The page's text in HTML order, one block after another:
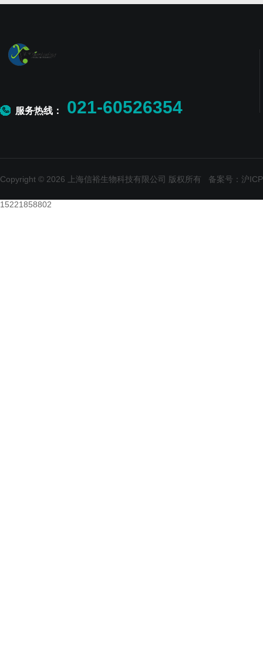
服务热线： 021-60526354
Copyright © 2026 上海信裕生物科技有限公司 版权所有 备案号：沪
15221858802